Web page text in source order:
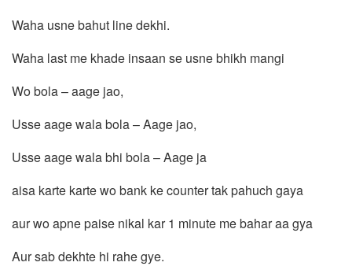
Waha usne bahut line dekhi.
Waha last me khade insaan se usne bhikh mangi
Wo bola – aage jao,
Usse aage wala bola – Aage jao,
Usse aage wala bhi bola – Aage ja
aisa karte karte wo bank ke counter tak pahuch gaya
aur wo apne paise nikal kar 1 minute me bahar aa gya
Aur sab dekhte hi rahe gye.